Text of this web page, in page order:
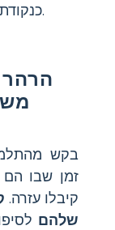
כנקודת התייחסות יומית.
בקש
זמן שבו הם
קיבלו עזרה.
שלהם